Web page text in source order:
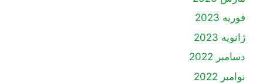
فوریه 2023
ژانویه 2023
دسامبر 2022
نوامبر 2022